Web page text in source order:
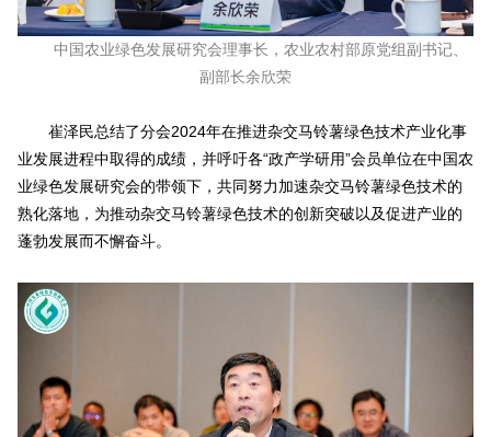
中国农业绿色发展研究会理事长，农业农村部原党组副书记、
副部长余欣荣
崔泽民总结了分会2024年在推进杂交马铃薯绿色技术产业化事
业发展进程中取得的成绩，并呼吁各“政产学研用”会员单位在中国农
业绿色发展研究会的带领下，共同努力加速杂交马铃薯绿色技术的
熟化落地，为推动杂交马铃薯绿色技术的创新突破以及促进产业的
蓬勃发展而不懈奋斗。